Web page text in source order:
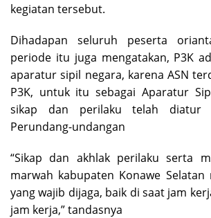
kegiatan tersebut.
Dihadapan seluruh peserta
periode itu juga mengatakan, P3K
aparatur sipil negara, karena ASN
P3K, untuk itu sebagai Aparatur
sikap dan perilaku telah diatur
Perundang-undangan
“Sikap dan akhlak perilaku serta
marwah kabupaten Konawe Selatan
yang wajib dijaga, baik di saat jam
jam kerja,” tandasnya